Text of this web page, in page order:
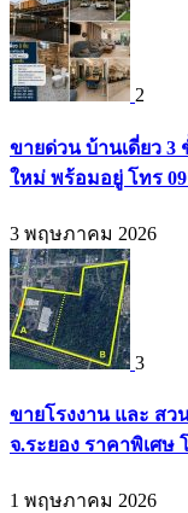
2
ขายด่วน บ้านเดี่ยว 3
ใหม่ พร้อมอยู่ โทร
3 พฤษภาคม 2026
3
ขายโรงงาน และ สว
จ.ระยอง ราคาพิเศษ
1 พฤษภาคม 2026